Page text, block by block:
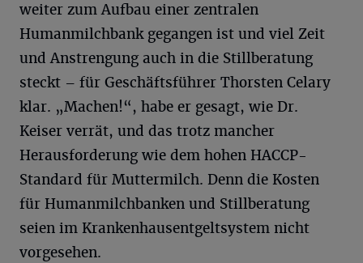
weiter zum Aufbau einer zentralen
Humanmilchbank gegangen ist und viel Zeit
und Anstrengung auch in die Stillberatung
steckt – für Geschäftsführer Thorsten Celary
klar. „Machen!“, habe er gesagt, wie Dr.
Keiser verrät, und das trotz mancher
Herausforderung wie dem hohen HACCP-
Standard für Muttermilch. Denn die Kosten
für Humanmilchbanken und Stillberatung
seien im Krankenhausentgeltsystem nicht
vorgesehen.